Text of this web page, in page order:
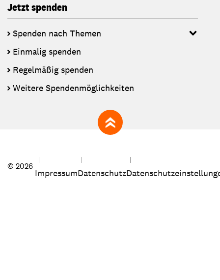
Jetzt spenden
Spenden nach Themen
Einmalig spenden
Regelmäßig spenden
Weitere Spendenmöglichkeiten
zum Seitenanfang
© 2026
ImpressumDatenschutz